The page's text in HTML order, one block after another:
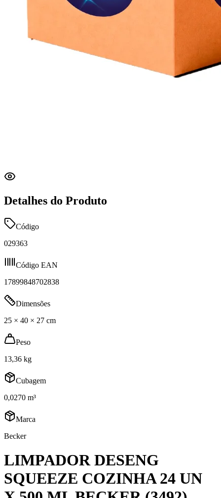
Detalhes do Produto
Código
029363
Código EAN
17899848702838
Dimensões
25 × 40 × 27 cm
Peso
13,36 kg
Cubagem
0,0270 m³
Marca
Becker
LIMPADOR DESENG
SQUEEZE COZINHA 24 UN